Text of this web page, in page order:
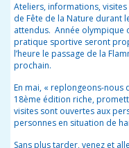
Ateliers, informations,
de Fête de la Nature durant
attendus. Année olympique
pratique sportive seront
l’heure le passage de la
prochain.
En mai, « replongeons-nous
18ème édition riche,
visites sont ouvertes aux
personnes en situation de
Sans plus tarder, venez et